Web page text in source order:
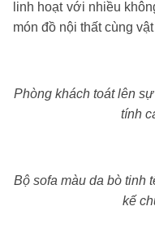
linh hoạt với nhiều
món đồ nội thất cùng
Phòng khách toát lên
tính
Bộ sofa màu da bò tinh
kế